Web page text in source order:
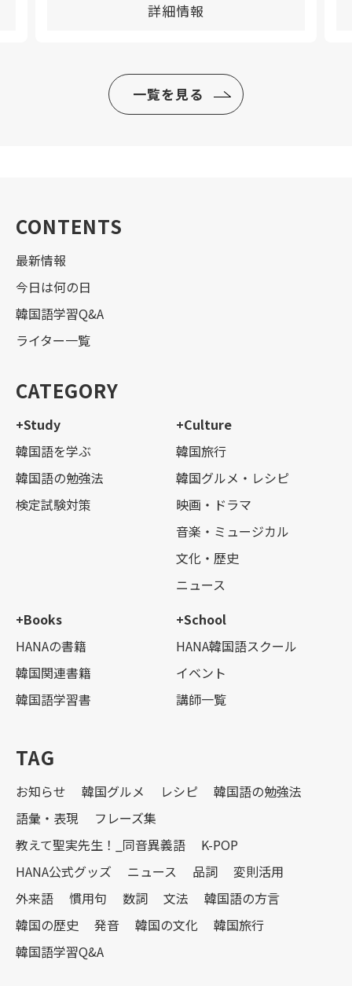
詳細情報
一覧を見る
CONTENTS
最新情報
今日は何の日
韓国語学習Q&A
ライター一覧
CATEGORY
+Study
韓国語を学ぶ
韓国語の勉強法
検定試験対策
+Culture
韓国旅行
韓国グルメ・レシピ
映画・ドラマ
音楽・ミュージカル
文化・歴史
ニュース
+Books
HANAの書籍
韓国関連書籍
韓国語学習書
+School
HANA韓国語スクール
イベント
講師一覧
TAG
お知らせ 韓国グルメ レシピ
韓国語の勉強法
語彙・表現
フレーズ集
教えて聖実先生！_同音異義語
K-POP
HANA公式グッズ
ニュース 品詞
変則活用
外来語
慣用句 数詞 文法
韓国語の方言
韓国の歴史
発音 韓国の文化
韓国旅行
韓国語学習Q&A